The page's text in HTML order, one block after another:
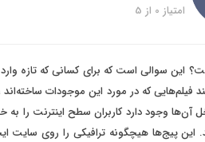
امتیاز 0 از 5
این سوالی است که برای کسانی که تازه
فیلم‌هایی که در مورد این موجودات
آن‌ها وجود دارد کاربران سطح اینترنت را
این پیج‌ها هیچگونه ترافیکی را روی سایت